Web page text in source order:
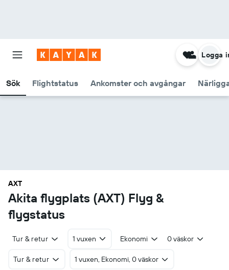
Sök Flightstatus Ankomster och avgångar
Logga
AXT
Akita flygplats (AXT) Flyg &
flygstatus
Tur & retur 1 vuxen Ekonomi 0 väskor
Tur & retur 1 vuxen, Ekonomi, 0 väskor